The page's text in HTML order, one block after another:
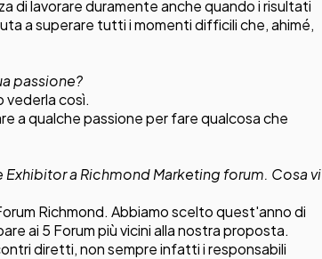
di lavorare duramente anche quando i risultati
a superare tutti i momenti difficili che, ahimé,
passione?
vederla così.
a qualche passione per fare qualcosa che
a Richmond Marketing forum. Cosa vi
Richmond. Abbiamo scelto quest'anno di
ai 5 Forum più vicini alla nostra proposta.
diretti, non sempre infatti i responsabili